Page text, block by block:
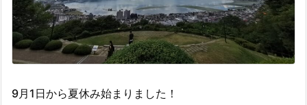
9月1日から夏休み始まりました！